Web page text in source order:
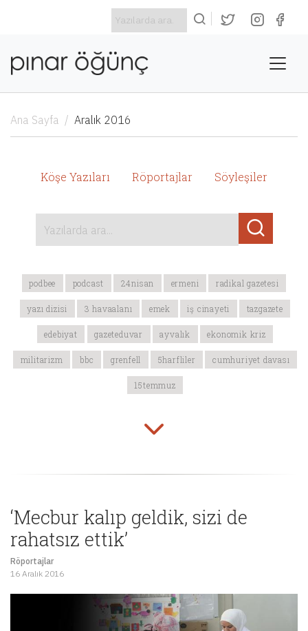
Ana Sayfa Aralık 2016
Köşe Yazıları Röportajlar Söyleşiler
Yazılarda ara...
podbee podcast 24nisan ermeni radikal gazetesi
yazı dizisi 3 havaalanı emek iş cinayeti tazgazete
edebiyat gazeteduvar ayvalık ekonomik kriz
militarizm bbc grenfell 5harfliler cumhuriyet davası
15temmuz
‘Mecbur kalıp geldik, sizi de
rahatsız ettik’
Röportajlar
16 Aralık 2016